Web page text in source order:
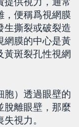
，便稱爲視網膜
生撕裂或破裂造
網膜的中心是黃
黃斑裂孔性視網
胞）透過眼壁的
脫離眼壁，那麼
視力。